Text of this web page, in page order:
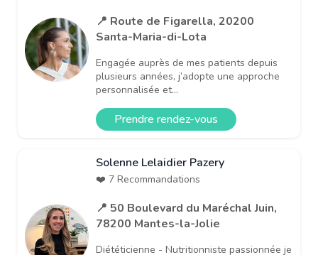
📍 Route de Figarella, 20200
Santa-Maria-di-Lota
Engagée auprès de mes patients depuis
plusieurs années, j’adopte une approche
personnalisée et...
Prendre rendez-vous
Solenne Lelaidier Pazery
❤️ 7 Recommandations
📍 50 Boulevard du Maréchal Juin,
78200 Mantes-la-Jolie
Diététicienne - Nutritionniste passionnée je